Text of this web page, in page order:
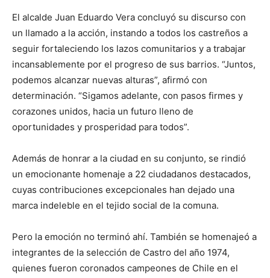
El alcalde Juan Eduardo Vera concluyó su discurso con
un llamado a la acción, instando a todos los castreños a
seguir fortaleciendo los lazos comunitarios y a trabajar
incansablemente por el progreso de sus barrios. “Juntos,
podemos alcanzar nuevas alturas”, afirmó con
determinación. “Sigamos adelante, con pasos firmes y
corazones unidos, hacia un futuro lleno de
oportunidades y prosperidad para todos”.
Además de honrar a la ciudad en su conjunto, se rindió
un emocionante homenaje a 22 ciudadanos destacados,
cuyas contribuciones excepcionales han dejado una
marca indeleble en el tejido social de la comuna.
Pero la emoción no terminó ahí. También se homenajeó a
integrantes de la selección de Castro del año 1974,
quienes fueron coronados campeones de Chile en el